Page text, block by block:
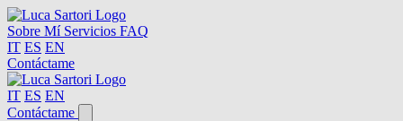
Sobre Mí Servicios FAQ
IT ES EN
Contáctame
IT ES EN
Contáctame